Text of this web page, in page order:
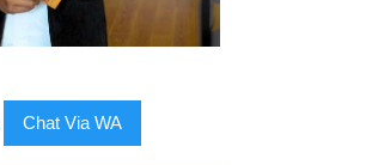
Chat Via WA